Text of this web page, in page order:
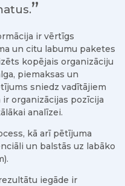
ir vērtīgs
un citu labumu paketes
kopējais organizāciju
piemaksas un
sniedz vadītājiem
organizācijas pozīcija
analīzei.
kā arī pētījuma
un balstās uz labāko
iegāde ir